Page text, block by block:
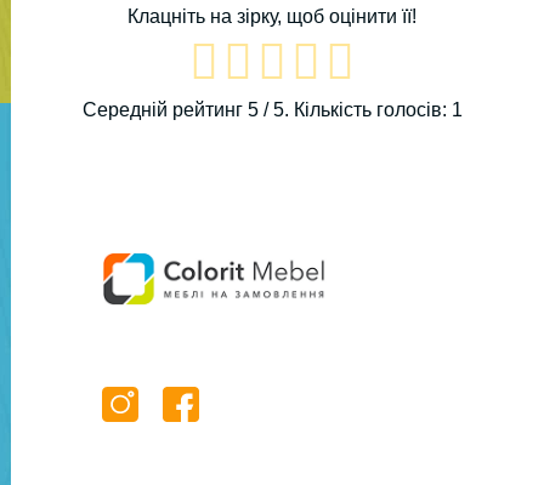
Клацніть на зірку, щоб оцінити її!
Середній рейтинг 5/ 5. Кількість голосів: 1